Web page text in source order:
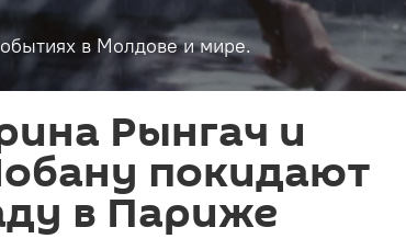
в Молдове и мире.
Рынгач и
покидают
в Париже